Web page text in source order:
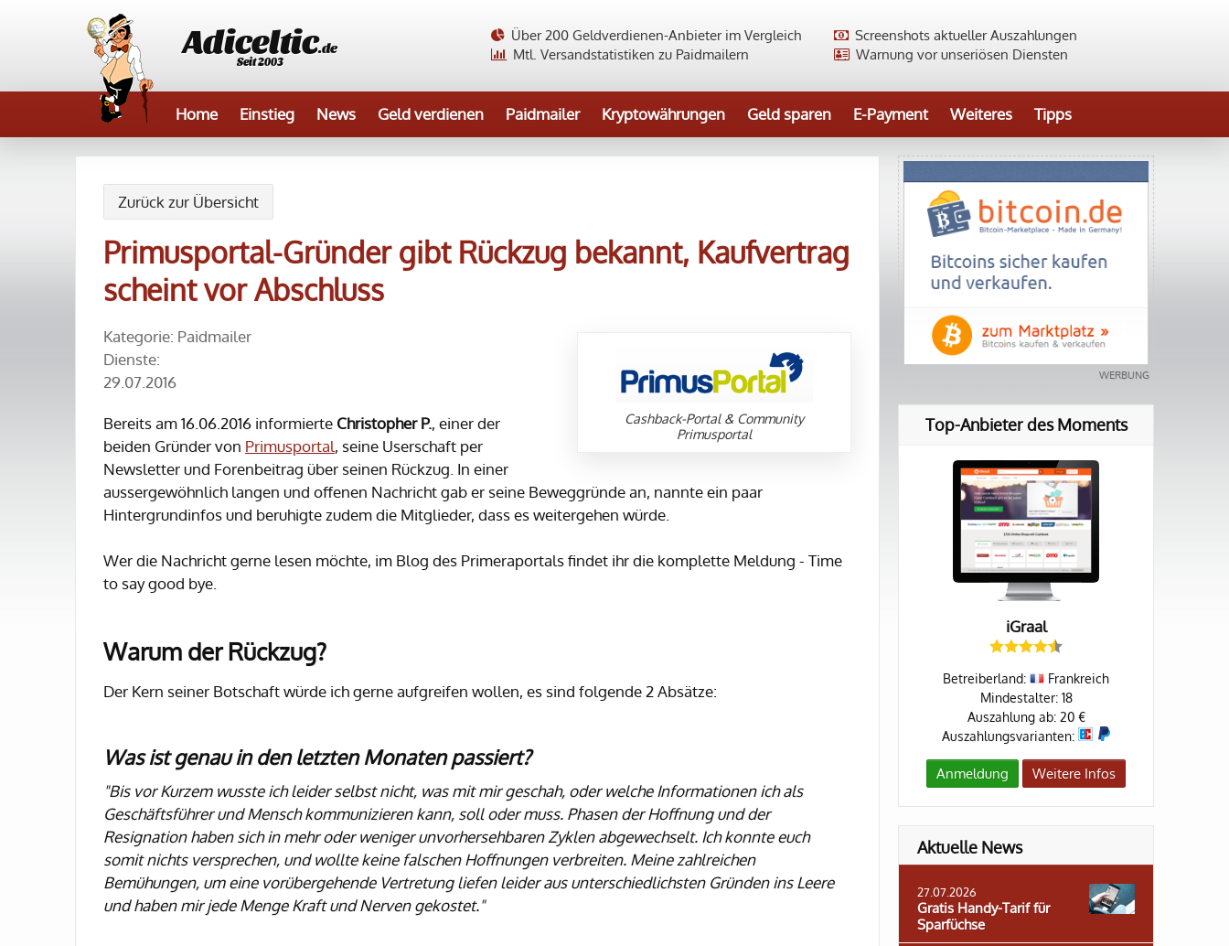
Adiceltic.de
Seit 2003
Screenshots aktueller Auszahlungen
Über 200 Geldverdienen-Anbieter im Vergleich
Warnung vor unseriösen Diensten
Mtl. Versandstatistiken zu Paidmailern
Home Einstieg News Geld verdienen Paidmailer Kryptowährungen Geld sparen E-Payment Weiteres Tipps
Zurück zur Übersicht
Primusportal-Gründer gibt Rückzug bekannt, Kaufvertrag
scheint vor Abschluss
Cashback-Portal & Community
Primusportal
Kategorie: Paidmailer
Dienste:
29.07.2016
Bereits am 16.06.2016 informierte Christopher P., einer der
beiden Gründer von Primusportal, seine Userschaft per
Newsletter und Forenbeitrag über seinen Rückzug. In einer
aussergewöhnlich langen und offenen Nachricht gab er seine Beweggründe an, nannte ein paar
Hintergrundinfos und beruhigte zudem die Mitglieder, dass es weitergehen würde.
Wer die Nachricht gerne lesen möchte, im Blog des Primeraportals findet ihr die komplette Meldung - Time
to say good bye.
Warum der Rückzug?
Der Kern seiner Botschaft würde ich gerne aufgreifen wollen, es sind folgende 2 Absätze:
Was ist genau in den letzten Monaten passiert?
"Bis vor Kurzem wusste ich leider selbst nicht, was mit mir geschah, oder welche Informationen ich als
Geschäftsführer und Mensch kommunizieren kann, soll oder muss. Phasen der Hoffnung und der
Resignation haben sich in mehr oder weniger unvorhersehbaren Zyklen abgewechselt. Ich konnte euch
somit nichts versprechen, und wollte keine falschen Hoffnungen verbreiten. Meine zahlreichen
Bemühungen, um eine vorübergehende Vertretung liefen leider aus unterschiedlichsten Gründen ins Leere
und haben mir jede Menge Kraft und Nerven gekostet."
Top-Anbieter des Moments
iGraal
Betreiberland:
Frankreich
Mindestalter: 18
Auszahlung ab: 20 €
Auszahlungsvarianten:
Anmeldung Weitere Infos
Aktuelle News
27.07.2026
Gratis Handy-Tarif für
Sparfüchse